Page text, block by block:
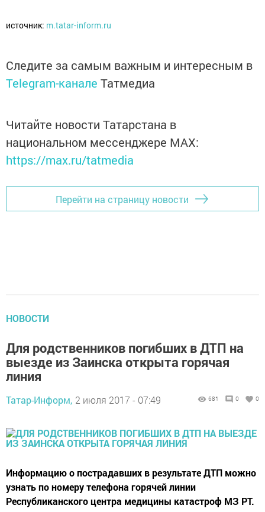
источник: m.tatar-inform.ru
Следите за самым важным и интересным в
Telegram-канале Татмедиа
Читайте новости Татарстана в
национальном мессенджере MАХ:
https://max.ru/tatmedia
Перейти на страницу новости
НОВОСТИ
Для родственников погибших в ДТП на
выезде из Заинска открыта горячая
линия
Татар-Информ, 2 июля 2017 - 07:49 681 0 0
Информацию о пострадавших в результате ДТП можно
узнать по номеру телефона горячей линии
Республиканского центра медицины катастроф МЗ РТ.